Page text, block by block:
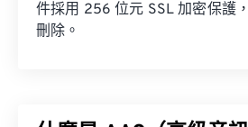
件採用 256 位元 SSL 加密保護
刪除。